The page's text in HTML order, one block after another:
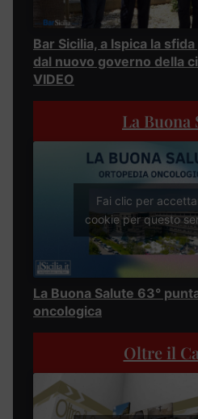
Bar Sicilia, a Ispica la
dal nuovo governo della
VIDEO
La Buona
Fai clic per
cookie per questo
La Buona Salute 63°
oncologica
Oltre il